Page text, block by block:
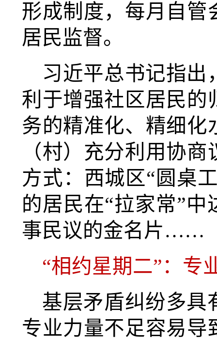
形成制度，每月自管
居民监督。
习近平总书记指出
利于增强社区居民的
务的精准化、精细化
（村）充分利用协
方式：西城区“圆桌
的居民在“拉家常”
事民议的金名片……
“相约星期二”：专
基层矛盾纠纷多具
专业力量不足容易导